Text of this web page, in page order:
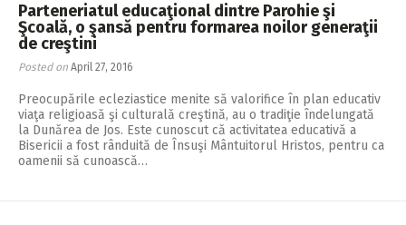
Parteneriatul educaţional dintre Parohie şi
Şcoală, o şansă pentru formarea noilor generaţii
de creştini
Posted on April 27, 2016
Preocupările ecleziastice menite să valorifice în plan educativ
viaţa religioasă şi culturală creştină, au o tradiţie îndelungată
la Dunărea de Jos. Este cunoscut că activitatea educativă a
Bisericii a fost rânduită de Însuşi Mântuitorul Hristos, pentru ca
oamenii să cunoască…